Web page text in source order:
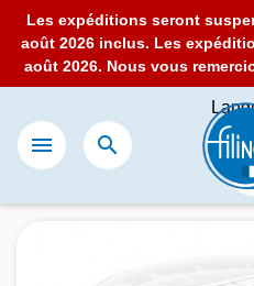
Les expéditions seront
août 2026 inclus. Les
août 2026. Nous vous
 
: